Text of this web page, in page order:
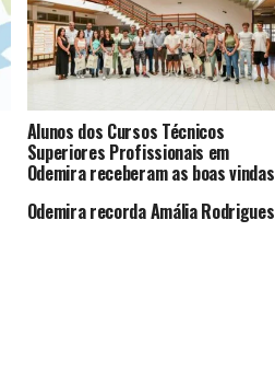
Alunos dos Cursos Técnicos
Superiores Profissionais em
Odemira receberam as boas vindas
Odemira recorda Amália Rodrigues